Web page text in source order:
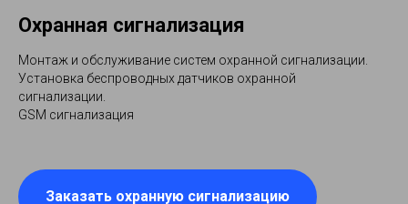
Охранная сигнализация
Монтаж и обслуживание систем охранной сигнализации.
Установка беспроводных датчиков охранной
сигнализации.
GSM сигнализация
Заказать охранную сигнализацию